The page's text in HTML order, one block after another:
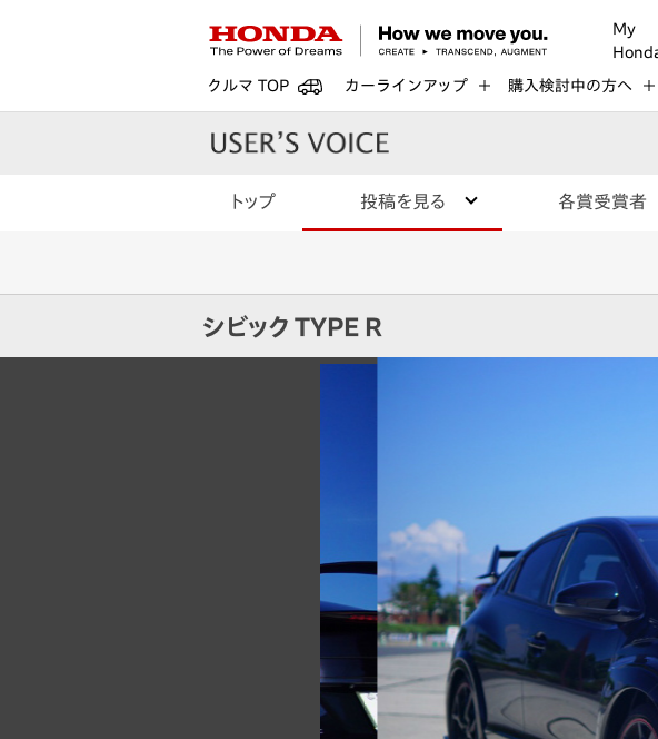
My
クルマ TOP カーラインアップ 購入検討中の方へ
トップ 投稿を見る 各賞受賞者
シビック TYPE R